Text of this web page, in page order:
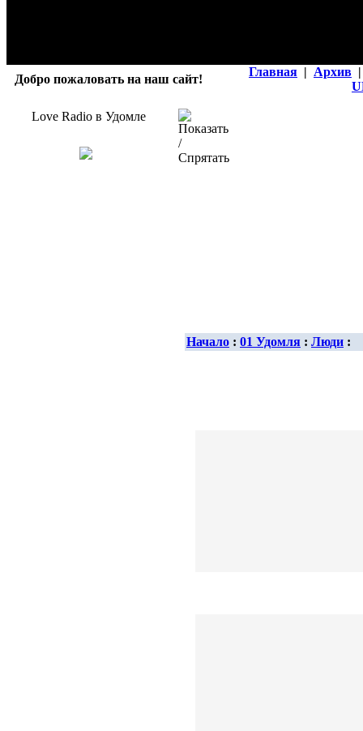
Добро пожаловать на наш сайт!
Главная | Архив |
Love Radio в Удомле
Начало : 01 Удомля : Люди :